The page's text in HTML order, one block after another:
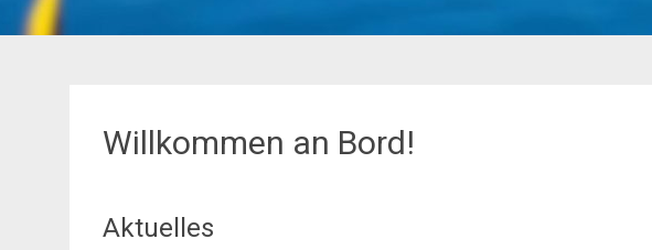
Willkommen an Bord!
Aktuelles